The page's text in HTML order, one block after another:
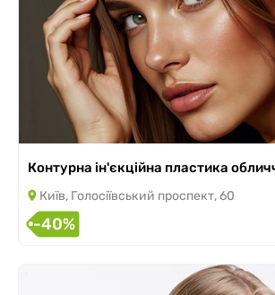
Контурна ін'єкційна пластика
Київ, Голосіївський проспект, 60
-40%